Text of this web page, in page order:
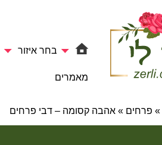
בחר איזור
מאמרים
» פרחים » אהבה קסומה – דבי פרחים